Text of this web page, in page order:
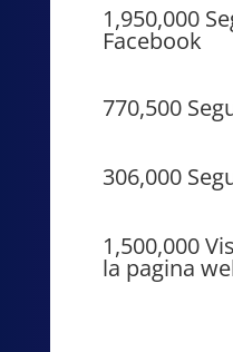
1,950,000
Facebook
770,500
306,000
1,500,000
la pagina